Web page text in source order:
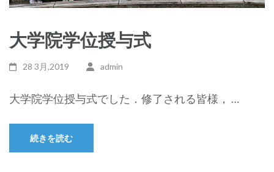
大学院学位授与式
28 3月,2019 admin
大学院学位授与式でした．修了される皆様， …
続きを読む